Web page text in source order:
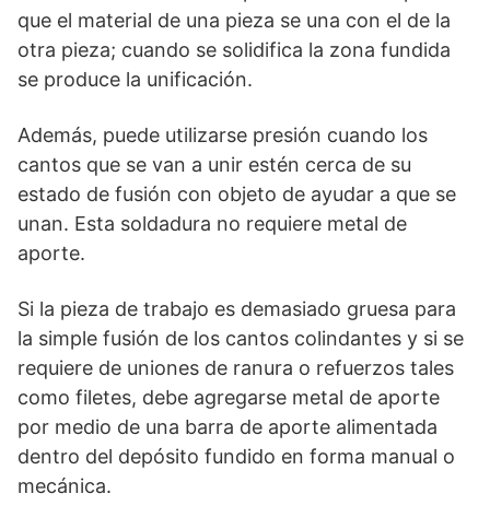
que el material de una pieza se una con el de la
otra pieza; cuando se solidifica la zona fundida
se produce la unificación.
Además, puede utilizarse presión cuando los
cantos que se van a unir estén cerca de su
estado de fusión con objeto de ayudar a que se
unan. Esta soldadura no requiere metal de
aporte.
Si la pieza de trabajo es demasiado gruesa para
la simple fusión de los cantos colindantes y si se
requiere de uniones de ranura o refuerzos tales
como filetes, debe agregarse metal de aporte
por medio de una barra de aporte alimentada
dentro del depósito fundido en forma manual o
mecánica.